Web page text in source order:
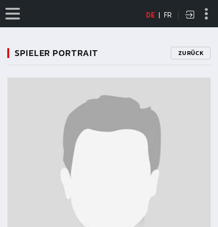
DE | FR
SPIELER PORTRAIT ZURÜCK